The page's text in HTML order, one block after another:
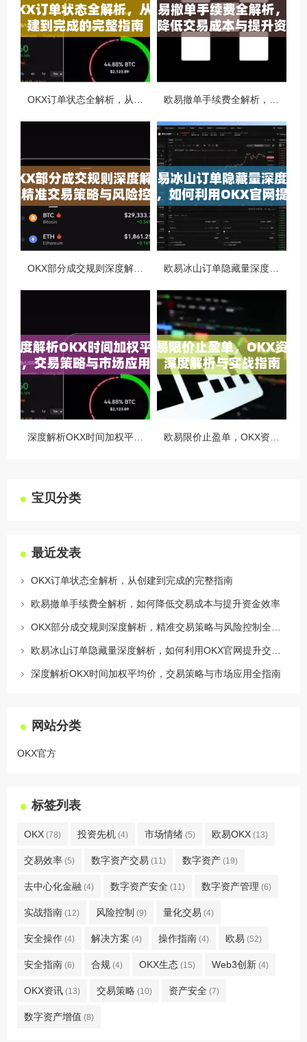
宝贝分类
最近发表
OKX订单状态全解析，从创建到完成的完整指南
欧易撤单手续费全解析，如何降低交易成本与提升资金效率
深度解析OKX时间加权平均价，交易策略与市场应用全指南
网站分类
OKX官方
标签列表
OKX (78) 投资先机 (4) 市场情绪 (5) 欧易OKX (13)
交易效率 (5) 数字资产交易 (11) 数字资产 (19)
去中心化金融 (4) 数字资产安全 (11) 数字资产管理 (6)
实战指南 (12) 风险控制 (9) 量化交易 (4)
安全操作 (4) 解决方案 (4) 操作指南 (4) 欧易 (52)
安全指南 (6) 合规 (4) OKX生态 (15) Web3创新 (4)
OKX资讯 (13) 交易策略 (10) 资产安全 (7)
数字资产增值 (8)